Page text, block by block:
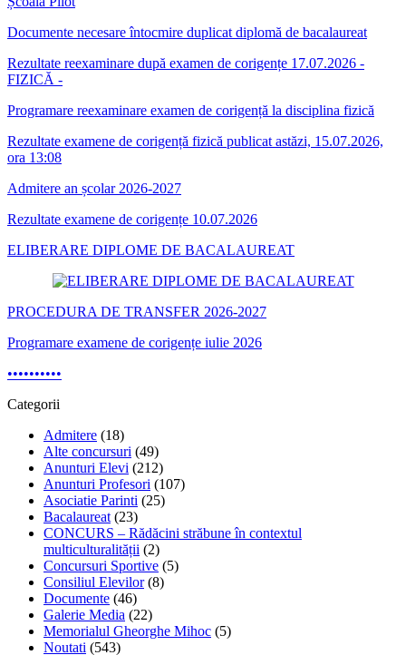
Documente necesare întocmire duplicat diplomă de bacalaureat
Rezultate reexaminare după examen de corigențe 17.07.2026 -
FIZICĂ -
Programare reexaminare examen de corigență la disciplina fizică
Rezultate examene de corigență fizică publicat astăzi, 15.07.2026,
ora 13:08
Admitere an școlar 2026-2027
Rezultate examene de corigențe 10.07.2026
ELIBERARE DIPLOME DE BACALAUREAT
PROCEDURA DE TRANSFER 2026-2027
Programare examene de corigențe iulie 2026
••••••••••
Categorii
Admitere (18)
Alte concursuri (49)
Anunturi Elevi (212)
Anunturi Profesori (107)
Asociatie Parinti (25)
Bacalaureat (23)
CONCURS – Rădăcini străbune în contextul
multiculturalității (2)
Concursuri Sportive (5)
Consiliul Elevilor(8)
Documente (46)
Galerie Media (22)
Memorialul Gheorghe Mihoc (5)
Noutati (543)